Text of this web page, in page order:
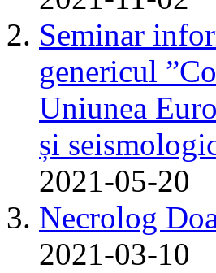
Seminar
genericul
Uniunea
și
2021-05-20
Necrolog
2021-03-10